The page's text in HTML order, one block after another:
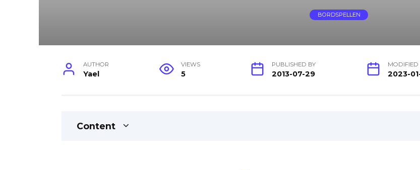
BORDSPELLEN
AUTHOR
Yael
VIEWS
5
PUBLISHED BY
2013-07-29
MODIFIED
2023-
Content